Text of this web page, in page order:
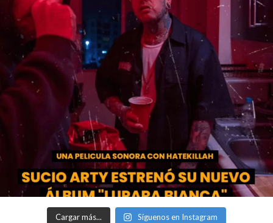
Cargar más... Síguenos en Instagram